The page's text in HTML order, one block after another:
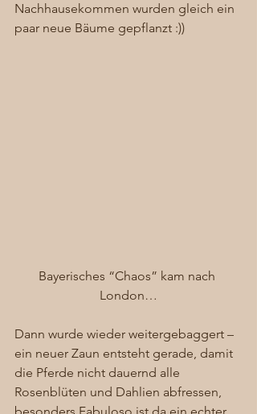
Nachhausekommen wurden gleich ein
paar neue Bäume gepflanzt :))
Bayerisches “Chaos” kam nach
London…
Dann wurde wieder weitergebaggert –
ein neuer Zaun entsteht gerade, damit
die Pferde nicht dauernd alle
Rosenblüten und Dahlien abfressen,